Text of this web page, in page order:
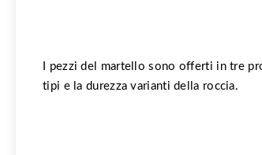
I pezzi del martello sono offerti in tre
tipi e la durezza varianti della roccia.